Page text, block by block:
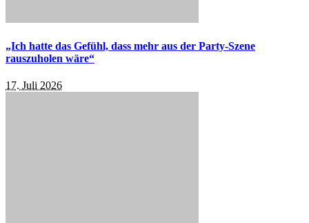
„Ich hatte das Gefühl, dass mehr aus der Party-Szene
rauszuholen wäre“
17. Juli 2026